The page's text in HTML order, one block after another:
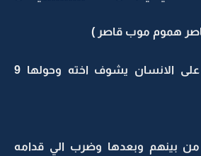
قاصر هموم موب قاصر )
..اصعب موقف يمر على الانسان يشوف اخته وحولها 9
بينهم وبعدها وضرب الي قدامه